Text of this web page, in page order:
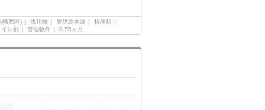
幡西区) 浅川橋 鹿児島本線
折尾駅
レ別
管理物件 0.55ヶ月